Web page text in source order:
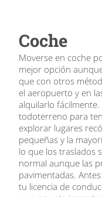
Coche
Moverse en coche
mejor opción
que con otros
el aeropuerto y en
alquilarlo
todoterreno para
explorar lugares
pequeñas y la
lo que los traslados
normal aunque las
pavimentadas.
tu licencia de